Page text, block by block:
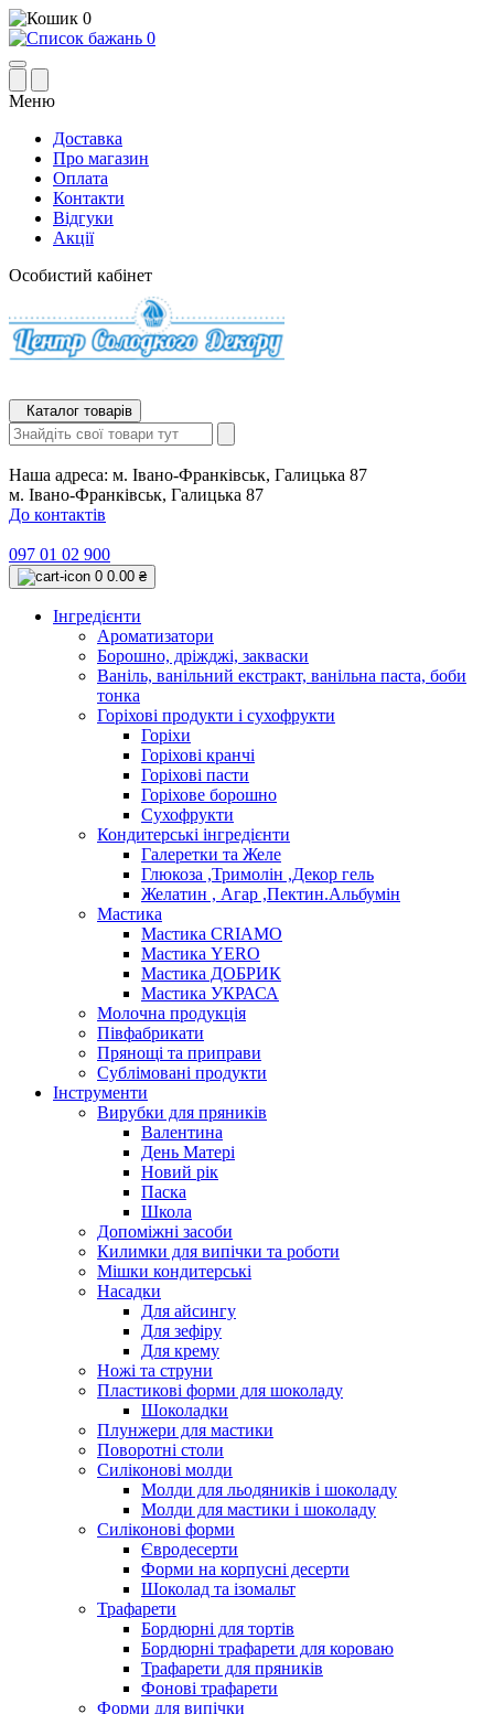
0
0
Меню
Доставка
Про магазин
Оплата
Контакти
Відгуки
Акції
Особистий кабінет
Каталог товарів
Наша адреса: м. Івано-Франківськ, Галицька 87
м. Івано-Франківськ, Галицька 87
До контактів
097 01 02 900
0 0.00 ₴
Інгредієнти
Ароматизатори
Борошно, дріжджі, закваски
Ваніль, ванільний екстракт, ванільна паста, боби
тонка
Горіхові продукти і сухофрукти
Горіхи
Горіхові кранчі
Горіхові пасти
Горіхове борошно
Сухофрукти
Кондитерські інгредієнти
Галеретки та Желе
Глюкоза ,Тримолін ,Декор гель
Желатин , Агар ,Пектин.Альбумін
Мастика
Мастика CRIAMO
Мастика YERO
Мастика ДОБРИК
Мастика УКРАСА
Молочна продукція
Півфабрикати
Прянощі та приправи
Сублімовані продукти
Інструменти
Вирубки для пряників
Валентина
День Матері
Новий рік
Паска
Школа
Допоміжні засоби
Килимки для випічки та роботи
Мішки кондитерські
Насадки
Для айсингу
Для зефіру
Для крему
Ножі та струни
Пластикові форми для шоколаду
Шоколадки
Плунжери для мастики
Поворотні столи
Силіконові молди
Молди для льодяників і шоколаду
Молди для мастики і шоколаду
Силіконові форми
Євродесерти
Форми на корпусні десерти
Шоколад та ізомальт
Трафарети
Бордюрні для тортів
Бордюрні трафарети для короваю
Трафарети для пряників
Фонові трафарети
Форми для випічки